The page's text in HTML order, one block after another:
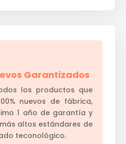
Garantizados
los productos que
nuevos de fábrica,
1 año de garantía y
altos estándares de
teconológico.